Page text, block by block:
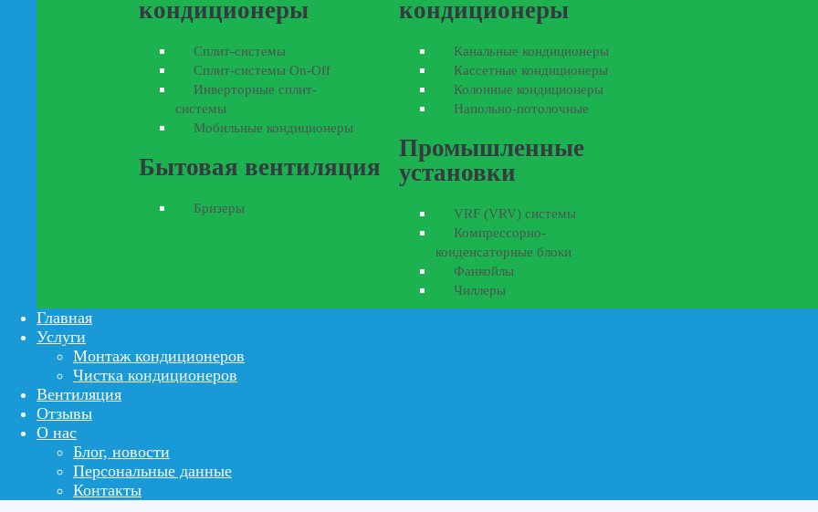
кондиционеры
Сплит-системы
Сплит-системы On-Off
Инверторные сплит-
системы
Мобильные кондиционеры
Бытовая вентиляция
Бризеры
кондиционеры
Канальные кондиционеры
Кассетные кондиционеры
Колонные кондиционеры
Напольно-потолочные
Промышленные
установки
VRF (VRV) системы
Компрессорно-
конденсаторные блоки
Фанкойлы
Чиллеры
Главная
Услуги
Монтаж кондиционеров
Чистка кондиционеров
Вентиляция
Отзывы
О нас
Блог, новости
Персональные данные
Контакты